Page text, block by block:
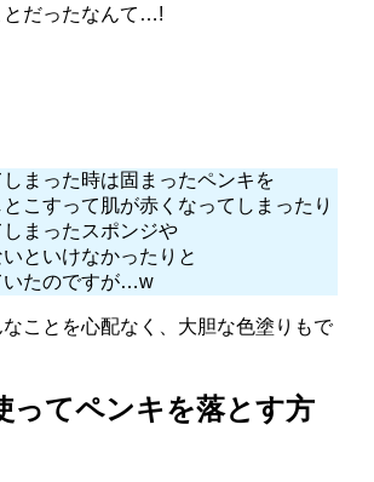
とだったなんて…!
まった時は固まったペンキを
こすって肌が赤くなってしまったり
まったスポンジや
といけなかったりと
いたのですが…w
ことを心配なく、大胆な色塗りもで
ってペンキを落とす方